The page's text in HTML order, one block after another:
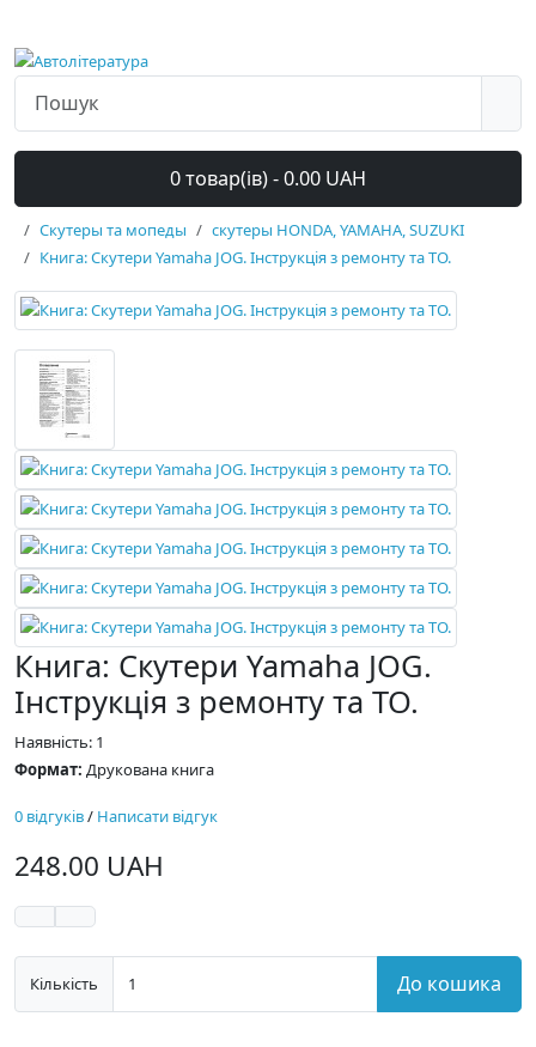
0 товар(ів) - 0.00 UAH
Скутеры та мопеды
скутеры HONDA, YAMAHA, SUZUKI
Книга: Скутери Yamaha JOG. Інструкція з ремонту та ТО.
Книга: Скутери Yamaha JOG.
Інструкція з ремонту та ТО.
Наявність: 1
Формат: Друкована книга
0 відгуків/ Написати відгук
248.00 UAH
Кількість До кошика